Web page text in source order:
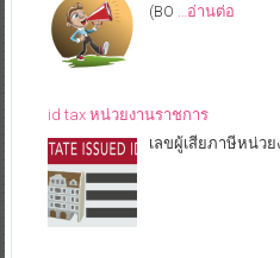
(BO
…อ่านต่อ
id tax หน่วยงานราชการ
เลขผู้เสียภาษีหน่วย